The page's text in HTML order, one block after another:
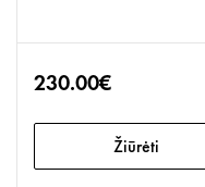
230.00€
Žiūrėti